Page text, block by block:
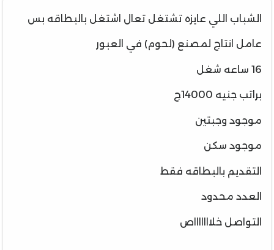
الشباب اللي عايزه تشتغل تعال اشتغل بالبطاقه بس
عامل انتاج لمصنع (لحوم) في العبور
16 ساعه شغل
براتب جنيه 14000ج
موجود وجبتين
موجود سكن
التقديم بالبطاقه فقط
العدد محدود
التواصل خلاااااااص